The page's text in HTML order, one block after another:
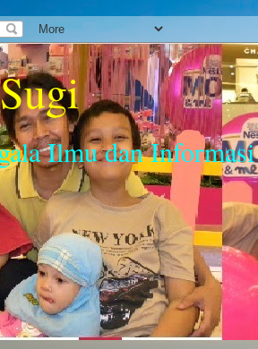
Ilmu dan Informasi